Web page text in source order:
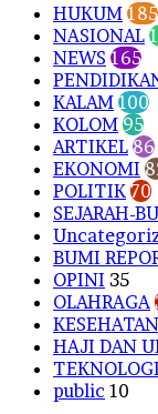
HUKUM 185
NASIONAL
NEWS 165
KALAM 100
KOLOM 95
ARTIKEL 86
EKONOMI
POLITIK 70
SEJARAH-
BUMI
OPINI 35
OLAHRAGA
KESEHATAN
HAJI DAN
TEKNOLOGI
public 10